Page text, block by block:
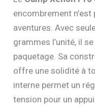
encombrement
aventures. Avec
grammes l’unité, il
paquetage. Sa
offre une solidité à
interne permet un
tension pour un